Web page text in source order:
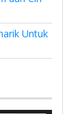
Untuk